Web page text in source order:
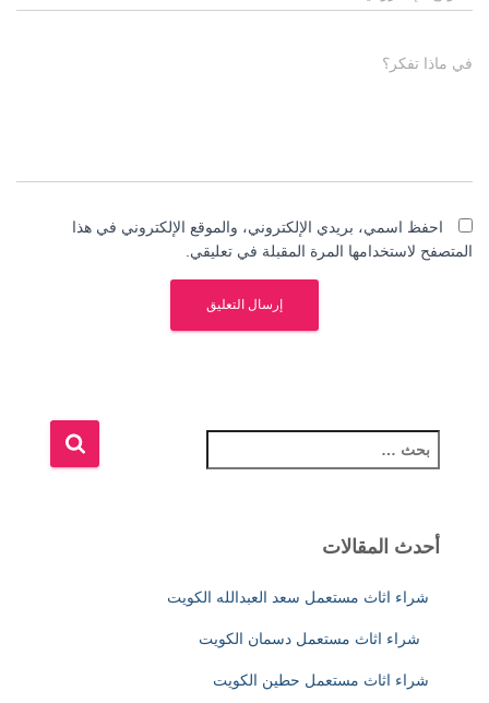
في ماذا تفكر؟
احفظ اسمي، بريدي الإلكتروني، والموقع الإلكتروني في هذا
المتصفح لاستخدامها المرة المقبلة في تعليقي.
ل
ثأحدث المقالات
شراء اثاث مستعمل سعد العبدالله الكويت
شراء اثاث مستعمل دسمان الكويت
شراء اثاث مستعمل حطين الكويت